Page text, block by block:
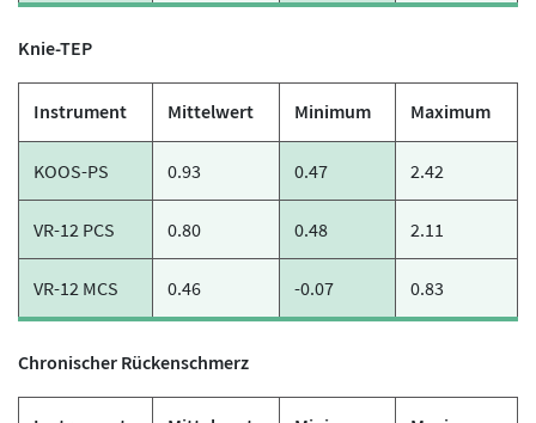
Knie-TEP
Instrument Mittelwert Minimum Maximum
KOOS-PS 0.93 0.47 2.42
VR-12 PCS 0.80 0.48 2.11
VR-12 MCS 0.46 -0.07 0.83
Chronischer Rückenschmerz